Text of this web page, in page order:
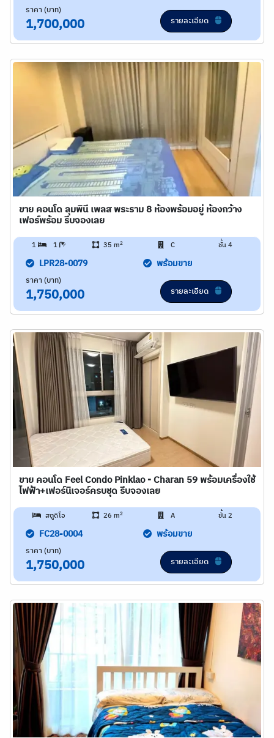
ราคา (บาท)
1,700,000 รายละเอียด
ขาย คอนโด ลุมพินี เพลส พระราม 8 ห้องพร้อมอยู่ ห้องกว้าง
เฟอร์พร้อม รีบจองเลย
1 1 35 m2 C ชั้น 4
LPR28-0079 พร้อมขาย
ราคา (บาท)
1,750,000 รายละเอียด
ขาย คอนโด Feel Condo Pinklao - Charan 59 พร้อมเครื่องใช้
ไฟฟ้า+เฟอร์นิเจอร์ครบชุด รีบจองเลย
สตูดิโอ 26 m2 A ชั้น 2
FC28-0004 พร้อมขาย
ราคา (บาท)
1,750,000 รายละเอียด